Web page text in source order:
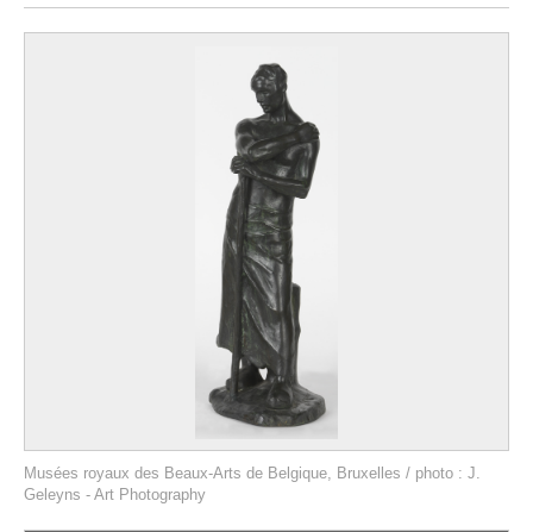
Musées royaux des Beaux-Arts de Belgique, Bruxelles / photo : J.
Geleyns - Art Photography